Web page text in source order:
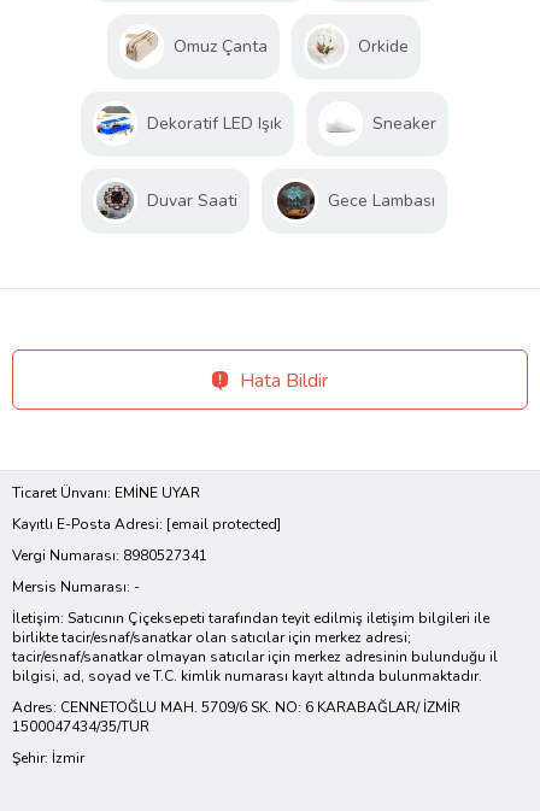
Omuz Çanta Orkide
Dekoratif LED Işık Sneaker
Duvar Saati Gece Lambası
Hata Bildir
Ticaret Ünvanı: EMİNE UYAR
Kayıtlı E-Posta Adresi: [email protected]
Vergi Numarası: 8980527341
Mersis Numarası: -
İletişim: Satıcının Çiçeksepeti tarafından teyit edilmiş iletişim bilgileri ile
birlikte tacir/esnaf/sanatkar olan satıcılar için merkez adresi;
tacir/esnaf/sanatkar olmayan satıcılar için merkez adresinin bulunduğu il
bilgisi, ad, soyad ve T.C. kimlik numarası kayıt altında bulunmaktadır.
Adres: CENNETOĞLU MAH. 5709/6 SK. NO: 6 KARABAĞLAR/ İZMİR
1500047434/35/TUR
Şehir: İzmir